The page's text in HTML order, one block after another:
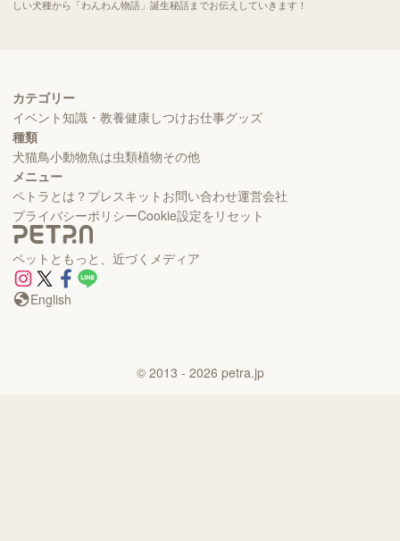
しい犬種から「わんわん物語」誕生秘話までお伝えしていきます！
カテゴリー
イベント知識・教養健康しつけお仕事グッズ
種類
犬猫鳥小動物魚は虫類植物その他
メニュー
ペトラとは？ プレスキット お問い合わせ運営会社
プライバシーポリシーCookie設定をリセット
ペットともっと、近づくメディア
English
© 2013 - 2026 petra.jp